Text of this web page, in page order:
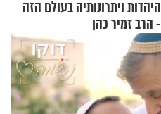
היהדות ויתרונותיה בעולם הזה
- הרב זמיר כהן